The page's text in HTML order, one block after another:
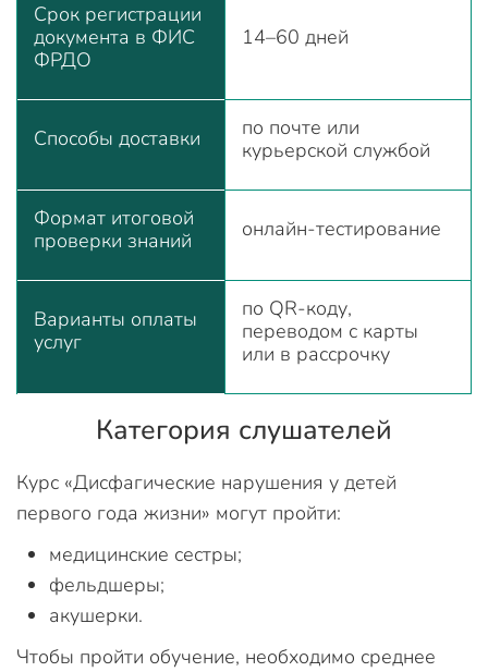
Срок регистрации
документа в ФИС
ФРДО
14–60 дней
Способы доставки
по почте или
курьерской службой
Формат итоговой
проверки знаний
онлайн-тестирование
Варианты оплаты
услуг
по QR-коду,
переводом с карты
или в рассрочку
Категория слушателей
Курс «Дисфагические нарушения у детей
первого года жизни» могут пройти:
медицинские сестры;
фельдшеры;
акушерки.
Чтобы пройти обучение, необходимо среднее